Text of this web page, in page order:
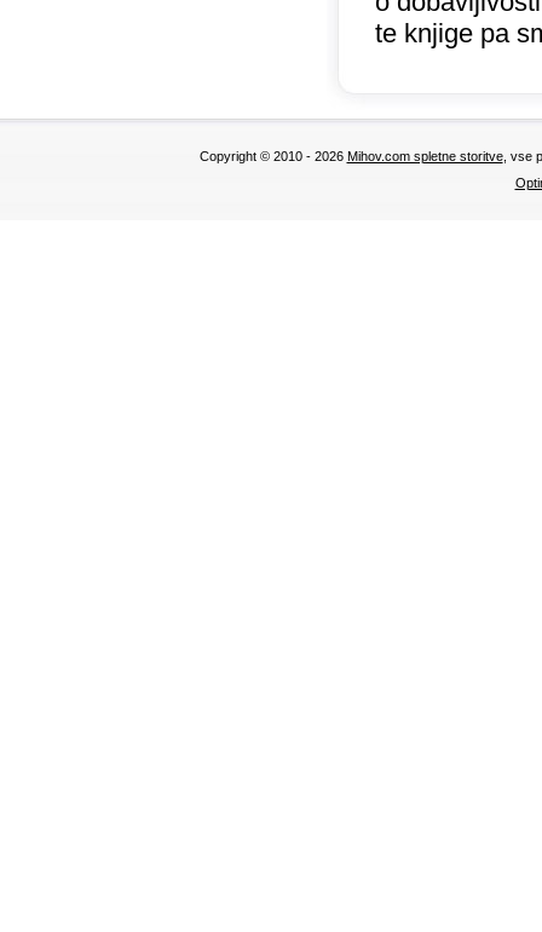
te knjige pa
Copyright © 2010 - 2026 Mihov.com spletne storitve, vse